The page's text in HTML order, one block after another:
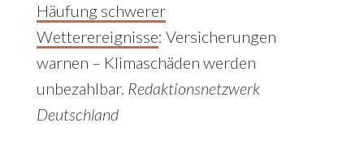
Häufung schwerer
Wetterereignisse: Versicherungen
warnen – Klimaschäden werden
unbezahlbar. Redaktionsnetzwerk
Deutschland